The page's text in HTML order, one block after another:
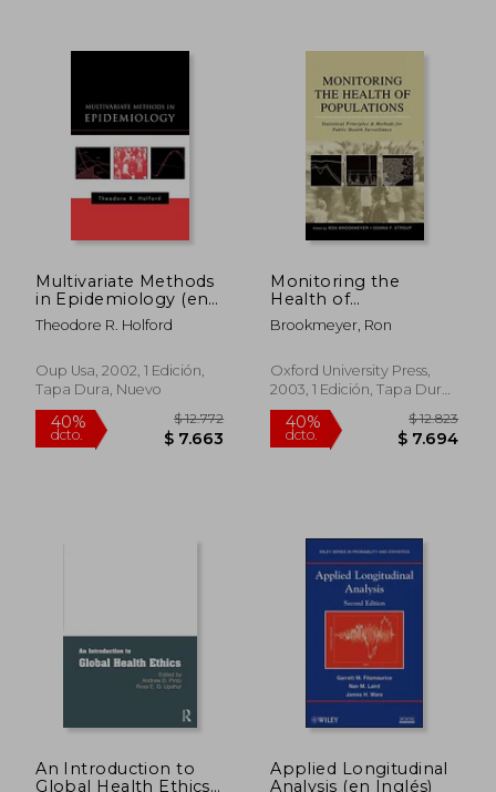
40%
dcto.
dcto. $ 1.343
50%
dcto.
Multivariate Methods
in Epidemiology (en
Inglés)
Theodore R. Holford
Oup Usa, 2002, 1 Edición,
Tapa Dura, Nuevo
Monitoring the
Health of
Populations:
Statistical Principles
Public Health
Surveillance (en
Brookmeyer, Ron
Oxford University Press,
2003, 1 Edición, Tapa Dura,
Nuevo
An Introduction to
Global Health Ethics
Applied Longitudinal
Analysis (en Inglés)